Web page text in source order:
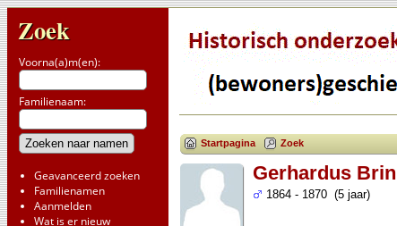
Zoek
Voorna(a)m(en):
Familienaam:
Geavanceerd zoeken
Familienamen
Aanmelden
Wat is er nieuw
Startpagina Zoek
Gerhardus
1864 - 1870 (5 jaar)